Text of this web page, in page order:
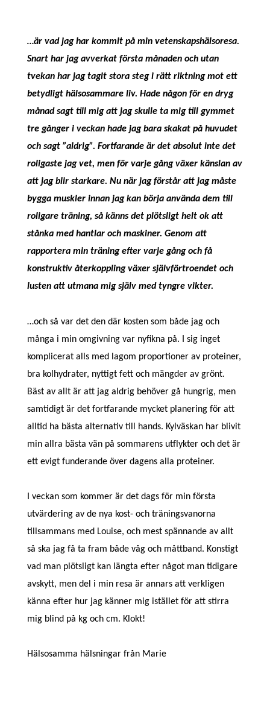
…är vad jag har kommit på min vetenskapshälsoresa.
Snart har jag avverkat första månaden och utan
tvekan har jag tagit stora steg i rätt riktning mot ett
betydligt hälsosammare liv. Hade någon för en dryg
månad sagt till mig att jag skulle ta mig till gymmet
tre gånger i veckan hade jag bara skakat på huvudet
och sagt ”aldrig”. Fortfarande är det absolut inte det
roligaste jag vet, men för varje gång växer känslan av
att jag blir starkare. Nu när jag förstår att jag måste
bygga muskler innan jag kan börja använda dem till
roligare träning, så känns det plötsligt helt ok att
stånka med hantlar och maskiner. Genom att
rapportera min träning efter varje gång och få
konstruktiv återkoppling växer självförtroendet och
lusten att utmana mig själv med tyngre vikter.
…och så var det den där kosten som både jag och
många i min omgivning var nyfikna på. I sig inget
komplicerat alls med lagom proportioner av proteiner,
bra kolhydrater, nyttigt fett och mängder av grönt.
Bäst av allt är att jag aldrig behöver gå hungrig, men
samtidigt är det fortfarande mycket planering för att
alltid ha bästa alternativ till hands. Kylväskan har blivit
min allra bästa vän på sommarens utflykter och det är
ett evigt funderande över dagens alla proteiner.
I veckan som kommer är det dags för min första
utvärdering av de nya kost- och träningsvanorna
tillsammans med Louise, och mest spännande av allt
så ska jag få ta fram både våg och måttband. Konstigt
vad man plötsligt kan längta efter något man tidigare
avskytt, men del i min resa är annars att verkligen
känna efter hur jag känner mig istället för att stirra
mig blind på kg och cm. Klokt!
Hälsosamma hälsningar från Marie